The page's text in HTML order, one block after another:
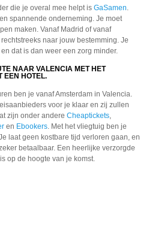
die je overal mee helpt is GaSamen.
spannende onderneming. Je moet
maken. Vanaf Madrid of vanaf
naar jouw bestemming. Je
dat is dan weer een zorg minder.
NAAR VALENCIA MET HET
EEN HOTEL.
ben je vanaf Amsterdam in Valencia.
voor je klaar en zij zullen
zijn onder andere Cheaptickets,
en Ebookers. Met het vliegtuig ben je
laat geen kostbare tijd verloren gaan, en
betaalbaar. Een heerlijke verzorgde
op de hoogte van je komst.